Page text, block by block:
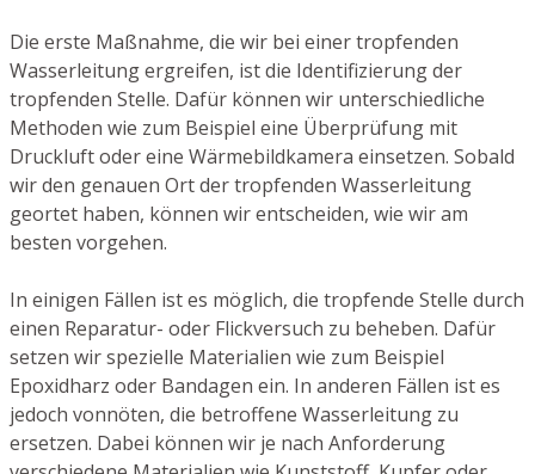
Die erste Maßnahme, die wir bei einer tropfenden
Wasserleitung ergreifen, ist die Identifizierung der
tropfenden Stelle. Dafür können wir unterschiedliche
Methoden wie zum Beispiel eine Überprüfung mit
Druckluft oder eine Wärmebildkamera einsetzen. Sobald
wir den genauen Ort der tropfenden Wasserleitung
geortet haben, können wir entscheiden, wie wir am
besten vorgehen.
In einigen Fällen ist es möglich, die tropfende Stelle durch
einen Reparatur- oder Flickversuch zu beheben. Dafür
setzen wir spezielle Materialien wie zum Beispiel
Epoxidharz oder Bandagen ein. In anderen Fällen ist es
jedoch vonnöten, die betroffene Wasserleitung zu
ersetzen. Dabei können wir je nach Anforderung